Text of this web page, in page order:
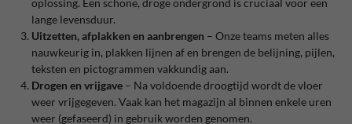
oplossing. Een schone, droge ondergrond is cruciaal voor een
lange levensduur.
Uitzetten, afplakken en aanbrengen – Onze teams meten alles
nauwkeurig in, plakken lijnen af en brengen de belijning, pijlen,
teksten en pictogrammen vakkundig aan.
Drogen en vrijgave – Na voldoende droogtijd wordt de vloer
weer vrijgegeven. Vaak kan het magazijn al binnen enkele uren
weer (gefaseerd) in gebruik worden genomen.